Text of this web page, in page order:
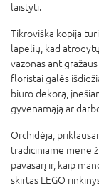
laistyti.
Tikroviška kopija
lapelių, kad
vazonas ant
floristai galės
biuro dekorą,
gyvenamąją ar
Orchidėja,
tradiciniame mene
pavasarį ir, kaip
skirtas LEGO